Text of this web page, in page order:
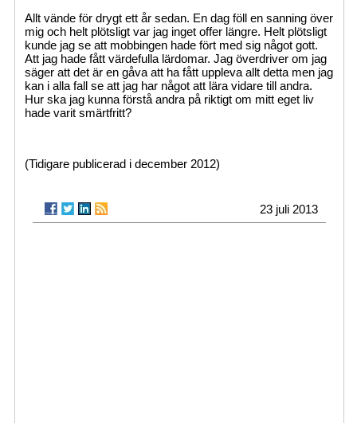
Allt vände för drygt ett år sedan. En dag föll en sanning över
mig och helt plötsligt var jag inget offer längre. Helt plötsligt
kunde jag se att mobbingen hade fört med sig något gott.
Att jag hade fått värdefulla lärdomar. Jag överdriver om jag
säger att det är en gåva att ha fått uppleva allt detta men jag
kan i alla fall se att jag har något att lära vidare till andra.
Hur ska jag kunna förstå andra på riktigt om mitt eget liv
hade varit smärtfritt?
(Tidigare publicerad i december 2012)
23 juli 2013